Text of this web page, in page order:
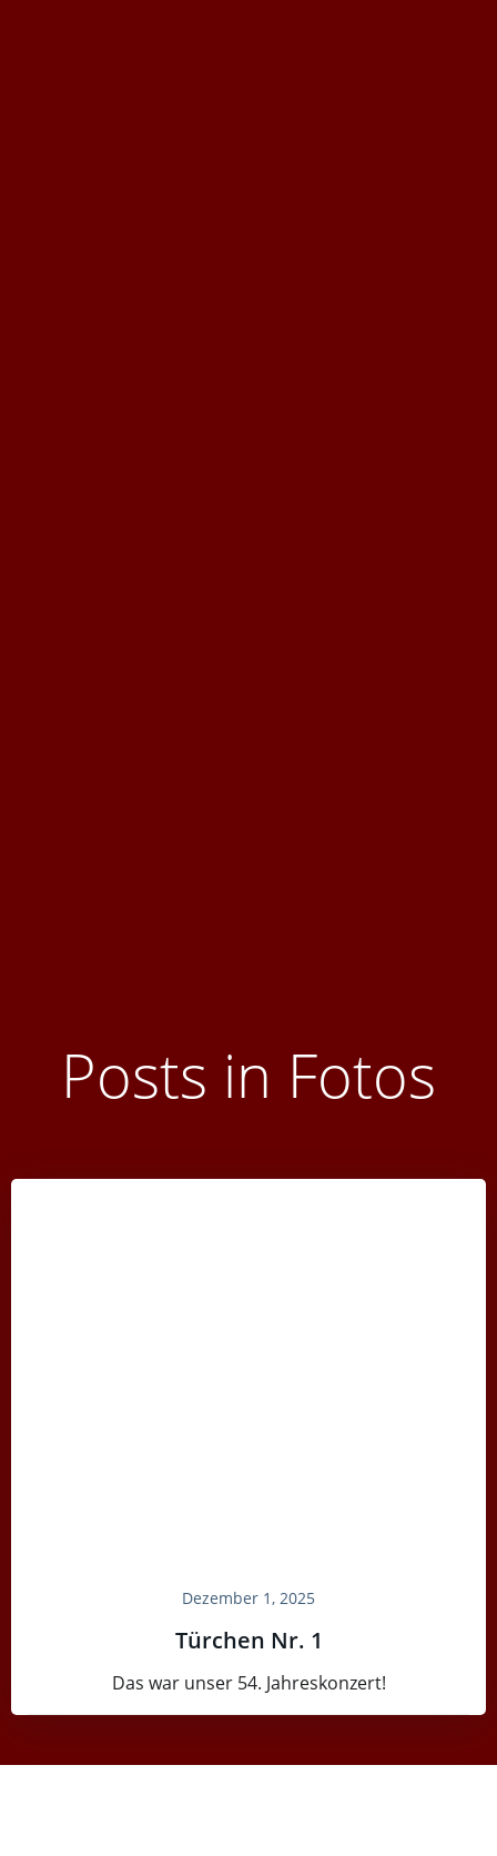
Posts in Fotos
Dezember 1, 2025
Türchen Nr. 1
Das war unser 54. Jahreskonzert!